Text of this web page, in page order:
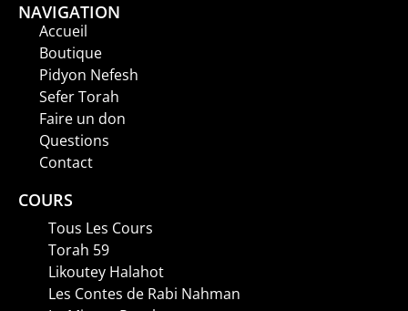
NAVIGATION
Accueil
Boutique
Pidyon Nefesh
Sefer Torah
Faire un don
Questions
Contact
COURS
Tous Les Cours
Torah 59
Likoutey Halahot
Les Contes de Rabi Nahman